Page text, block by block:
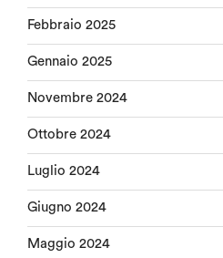
Febbraio 2025
Gennaio 2025
Novembre 2024
Ottobre 2024
Luglio 2024
Giugno 2024
Maggio 2024